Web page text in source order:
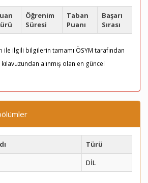
Öğrenim
Süresi
Taban
Puanı
Başarı
Sırası
ilgili bilgilerin tamamı ÖSYM tarafından
alınmış olan en güncel
Türü
DİL